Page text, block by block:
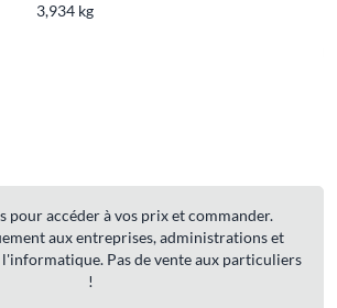
3,934 kg
pour accéder à vos prix et commander.
aux entreprises, administrations et
Pas de vente aux particuliers
!